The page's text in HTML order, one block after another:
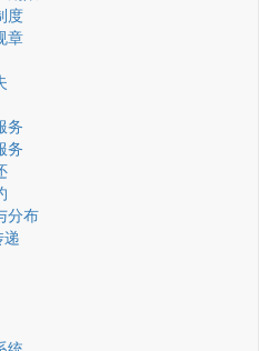
度
章
务
务
分布